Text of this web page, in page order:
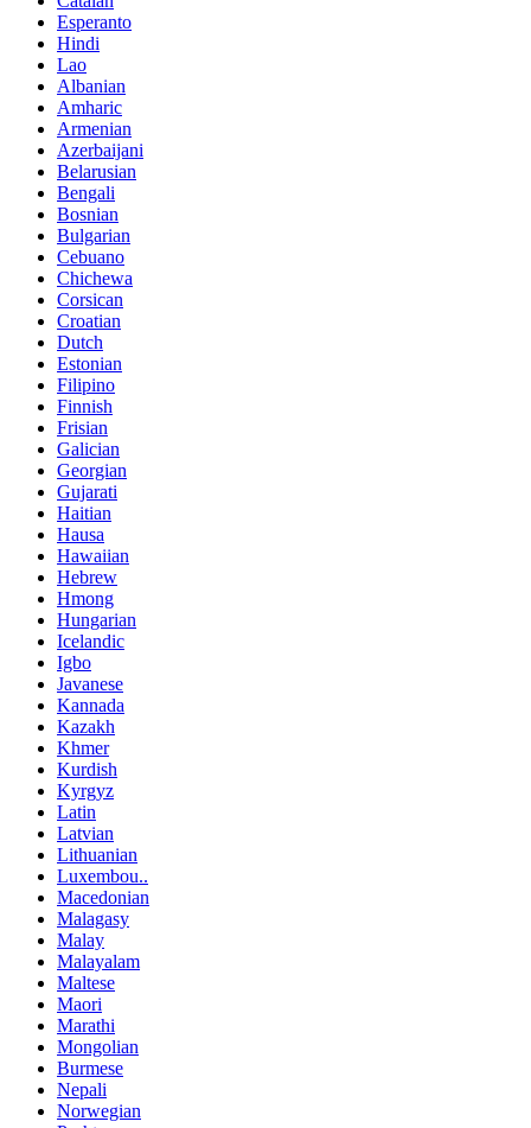
Esperanto
Hindi
Lao
Albanian
Amharic
Armenian
Azerbaijani
Belarusian
Bengali
Bosnian
Bulgarian
Cebuano
Chichewa
Corsican
Croatian
Dutch
Estonian
Filipino
Finnish
Frisian
Galician
Georgian
Gujarati
Haitian
Hausa
Hawaiian
Hebrew
Hmong
Hungarian
Icelandic
Igbo
Javanese
Kannada
Kazakh
Khmer
Kurdish
Kyrgyz
Latin
Latvian
Lithuanian
Luxembou..
Macedonian
Malagasy
Malay
Malayalam
Maltese
Maori
Marathi
Mongolian
Burmese
Nepali
Norwegian